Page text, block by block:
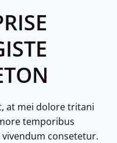
at mei dolore tritani
temporibus
consetetur.